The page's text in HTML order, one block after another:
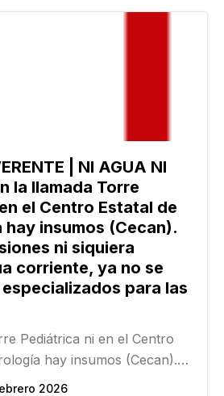
| NI AGUA NI
la llamada Torre
el Centro Estatal de
insumos (Cecan).
ni siquiera
corriente, ya no se
para las
Pediátrica ni en el Centro
hay insumos (Cecan).
ni siquiera alcohol o agua
2026